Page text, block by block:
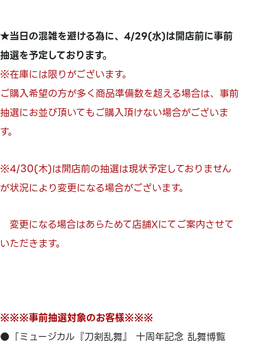
★当日の混雑を避ける為に、4/29(水)は開店前に事前
抽選を予定しております。
※在庫には限りがございます。
ご購入希望の方が多く商品準備数を超える場合は、 事前
抽選にお並び頂いてもご購入頂けない場合がございま
す。
※4/30(木)は開店前の抽選は現状予定しておりません
が状況により変更になる場合がございます。
変更になる場合はあらためて店舗Xにてご案内させて
いただきます。
※※※事前抽選対象のお客様※※※
●「ミュージカル『刀剣乱舞』 十周年記念 乱舞博覧